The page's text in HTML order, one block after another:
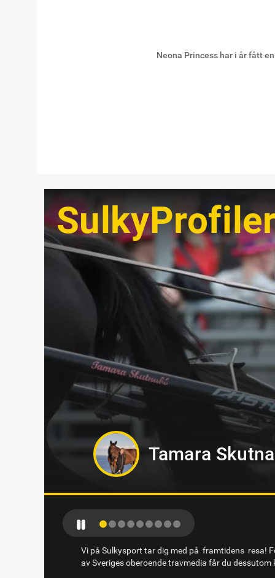
Neona Princess har i år fått
Jörgen
Vi på Sulkysport tar dig med på framtidens resa!
av Sveriges oberoende travmedia får du